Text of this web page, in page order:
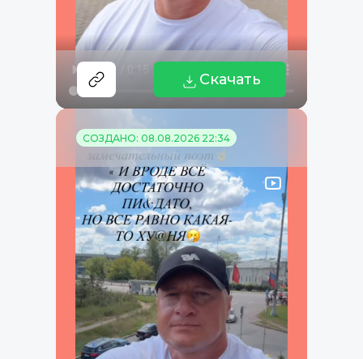
Скачать
СОЗДАНО: 08.08.2026 22:34